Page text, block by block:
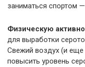
заниматься спортом
Физическую
для выработки
Свежий воздух (и
повысить уровень